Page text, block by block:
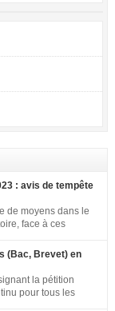
: avis de tempête
de moyens dans le
face à ces
envers tous les
ou un adolescent
(Bac, Brevet) en
la pétition
pour tous les